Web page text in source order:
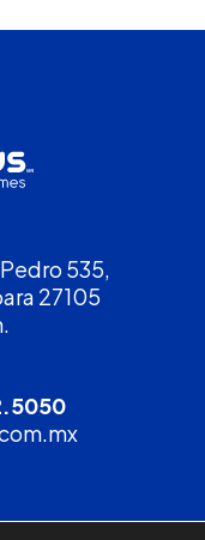
535,
27105